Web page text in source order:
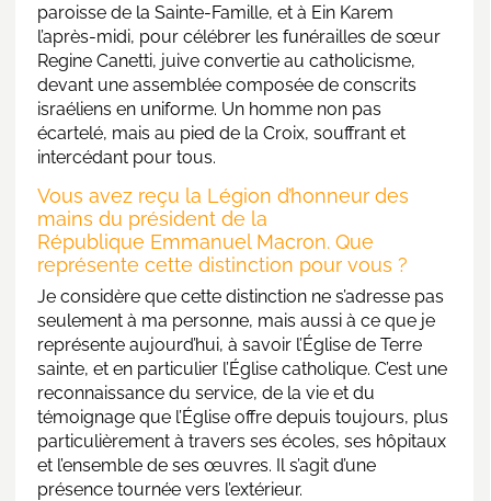
paroisse de la Sainte-Famille, et à Ein Karem
l’après-midi, pour célébrer les funérailles de sœur
Regine Canetti, juive convertie au catholicisme,
devant une assemblée composée de conscrits
israéliens en uniforme. Un homme non pas
écartelé, mais au pied de la Croix, souffrant et
intercédant pour tous.
Vous avez reçu la Légion d’honneur des
mains du président de la
République Emmanuel Macron. Que
représente cette distinction pour vous ?
Je considère que cette distinction ne s’adresse pas
seulement à ma personne, mais aussi à ce que je
représente aujourd’hui, à savoir l’Église de Terre
sainte, et en particulier l’Église catholique. C’est une
reconnaissance du service, de la vie et du
témoignage que l’Église offre depuis toujours, plus
particulièrement à travers ses écoles, ses hôpitaux
et l’ensemble de ses œuvres. Il s’agit d’une
présence tournée vers l’extérieur.